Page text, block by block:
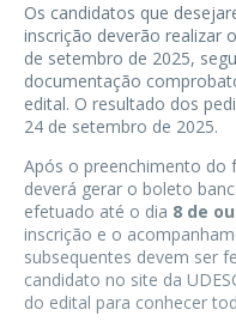
Os candidatos que
inscrição deverão realizar
de setembro de 2025,
documentação
edital. O resultado dos
24 de setembro de 2025.
Após o preenchimento do
deverá gerar o boleto
efetuado até o dia 8 de
inscrição e o
subsequentes devem ser
candidato no site da
do edital para conhecer